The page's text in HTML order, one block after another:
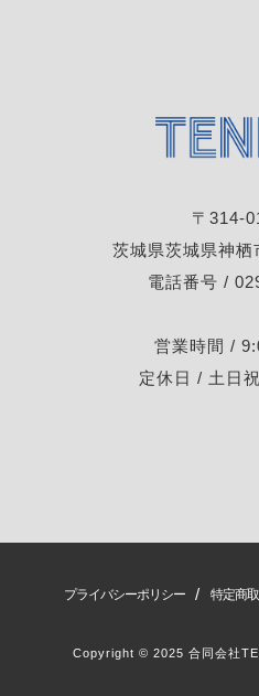
〒314-
茨城県茨城県神
電話番号 /
営業時間 /
定休日 / 土日
プライバシーポリシー / 特定商
Copyright © 2025 合同会社